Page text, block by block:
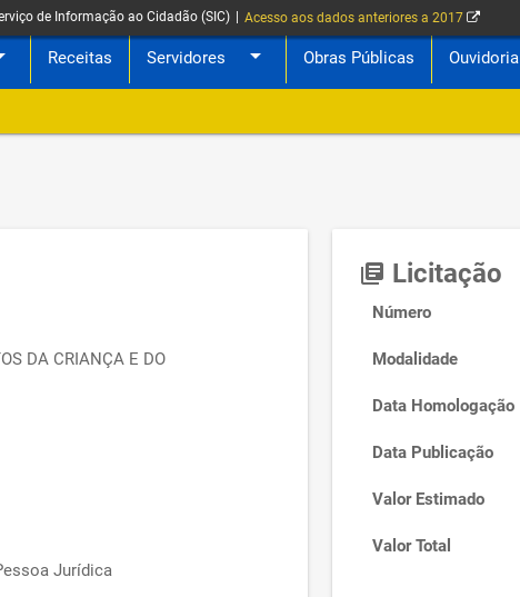
de Informação ao Cidadão (SIC) Acesso aos dados anteriores a 2017
Receitas Servidores arrow_drop_down Obras Públicas Ouvidoria
DA CRIANÇA E DO
Jurídica
library_books Licitação
Número
Modalidade
Data Homologação
Data Publicação
Valor Estimado
Valor Total